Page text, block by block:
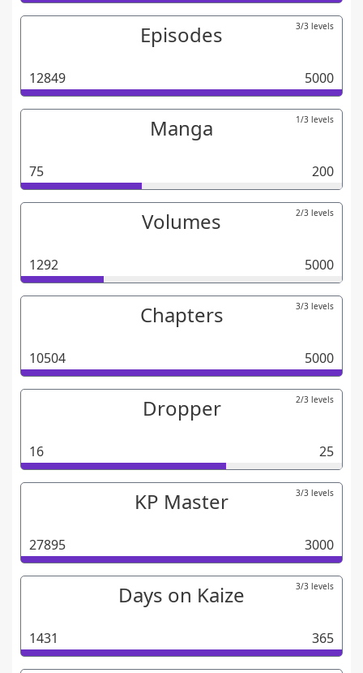
Episodes 3/3 levels
12849 5000
Manga 1/3 levels
75 200
Volumes 2/3 levels
1292 5000
Chapters 3/3 levels
10504 5000
Dropper 2/3 levels
16 25
KP Master 3/3 levels
27895 3000
Days on Kaize 3/3 levels
1431 365